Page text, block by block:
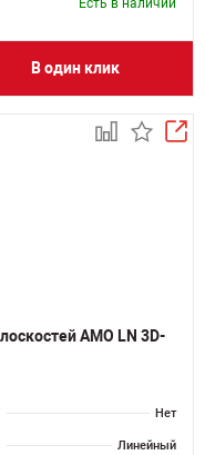
Есть в наличии
В один клик
AMO LN 3D-
Нет
Линейный